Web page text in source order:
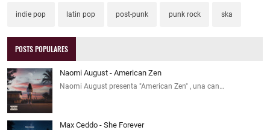
indie pop latin pop post-punk punk rock ska
POSTS POPULARES
Naomi August - American Zen
Naomi August presenta "American Zen" , una can…
Max Ceddo - She Forever